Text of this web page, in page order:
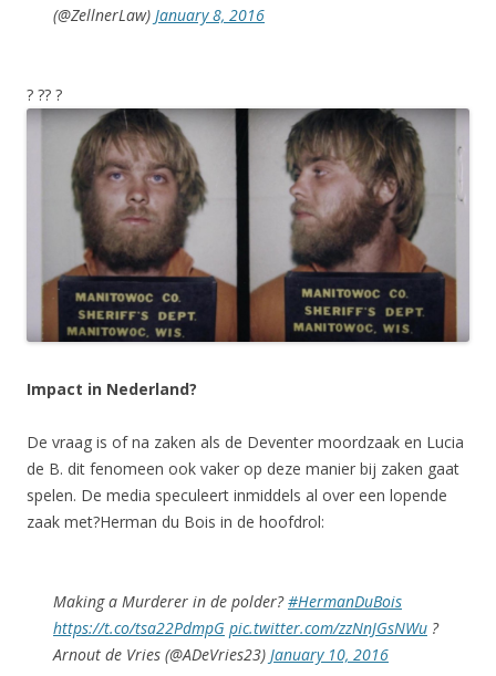
(@ZellnerLaw) January 8, 2016
? ?? ?
Impact in Nederland?
De vraag is of na zaken als de Deventer moordzaak en Lucia
de B. dit fenomeen ook vaker op deze manier bij zaken gaat
spelen. De media speculeert inmiddels al over een lopende
zaak met?Herman du Bois in de hoofdrol:
Making a Murderer in de polder?#HermanDuBois
https://t.co/tsa22PdmpG pic.twitter.com/zzNnJGsNWu ?
Arnout de Vries (@ADeVries23) January 10, 2016